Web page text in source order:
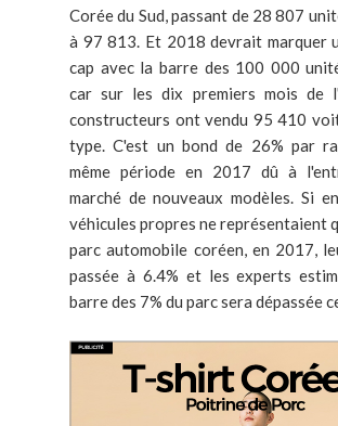
Corée du Sud, passant de 28 807
à 97 813. Et 2018 devrait marquer
cap avec la barre des 100 000
car sur les dix premiers mois de
constructeurs ont vendu 95 410
type. C'est un bond de 26% par
même période en 2017 dû à
marché de nouveaux modèles. Si
véhicules propres ne représentaient
parc automobile coréen, en 2017,
passée à 6.4% et les experts
barre des 7% du parc sera dépassée